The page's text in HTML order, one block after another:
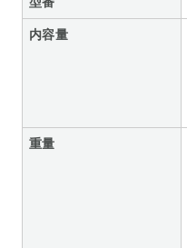
内容量
重量